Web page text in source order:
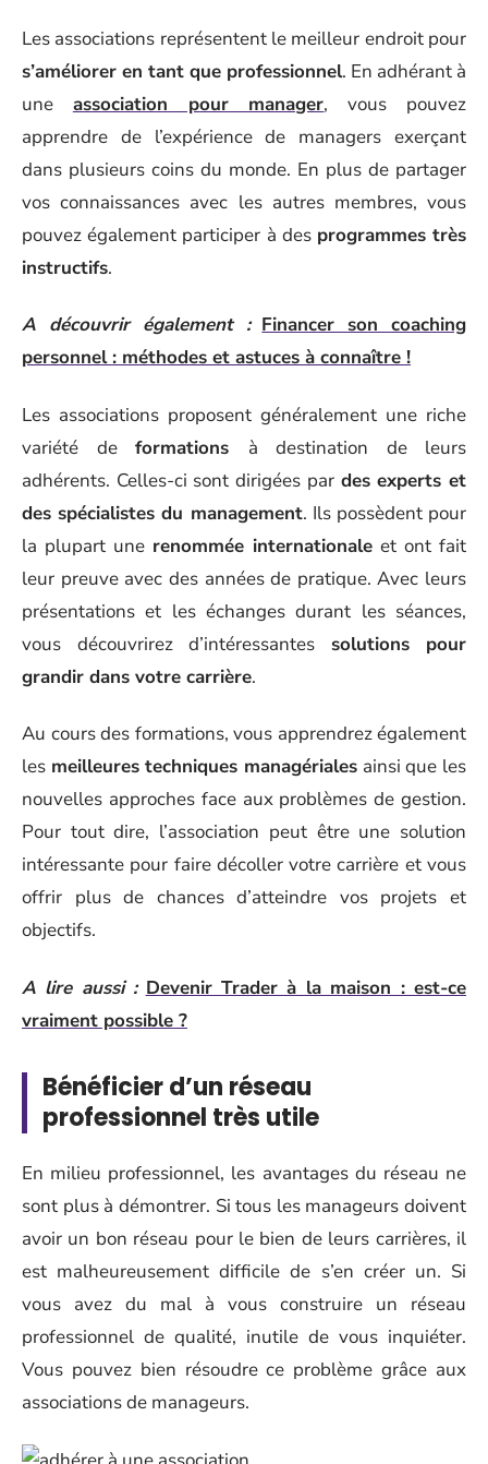
Les associations représentent le meilleur endroit pour
s’améliorer en tant que professionnel. En adhérant à
une association pour manager, vous pouvez
apprendre de l’expérience de managers exerçant
dans plusieurs coins du monde. En plus de partager
vos connaissances avec les autres membres, vous
pouvez également participer à des programmes très
instructifs.
A découvrir également : Financer son coaching
personnel : méthodes et astuces à connaître !
Les associations proposent généralement une riche
variété de formations à destination de leurs
adhérents. Celles-ci sont dirigées par des experts et
des spécialistes du management. Ils possèdent pour
la plupart une renommée internationale et ont fait
leur preuve avec des années de pratique. Avec leurs
présentations et les échanges durant les séances,
vous découvrirez d’intéressantes solutions pour
grandir dans votre carrière.
Au cours des formations, vous apprendrez également
les meilleures techniques managériales ainsi que les
nouvelles approches face aux problèmes de gestion.
Pour tout dire, l’association peut être une solution
intéressante pour faire décoller votre carrière et vous
offrir plus de chances d’atteindre vos projets et
objectifs.
A lire aussi : Devenir Trader à la maison : est-ce
vraiment possible ?
Bénéficier d’un réseau
professionnel très utile
En milieu professionnel, les avantages du réseau ne
sont plus à démontrer. Si tous les manageurs doivent
avoir un bon réseau pour le bien de leurs carrières, il
est malheureusement difficile de s’en créer un. Si
vous avez du mal à vous construire un réseau
professionnel de qualité, inutile de vous inquiéter.
Vous pouvez bien résoudre ce problème grâce aux
associations de manageurs.